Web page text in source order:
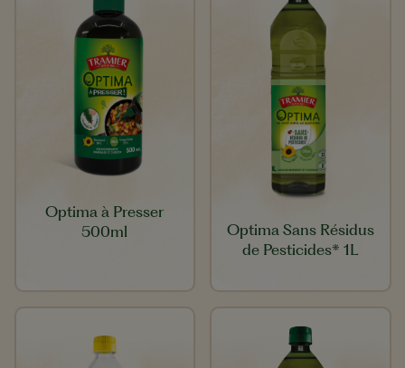
Optima à Presser
500ml
Optima Sans Résidus
de Pesticides* 1L